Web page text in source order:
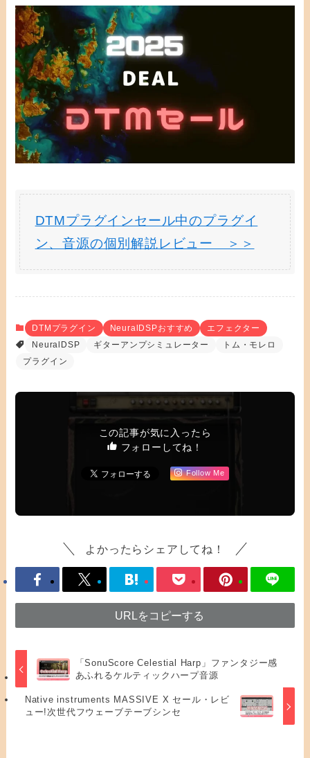
DTMプラグインセール中のプラグイ
ン、音源の個別解説レビュー ＞＞
DTMプラグイン NeuralDSPおすすめ
エフェクター
NeuralDSP
ギターアンプシミュレーター
トム・モレロ
プラグイン
この記事が気に入ったら
フォローしてね！
Follow Me
よかったらシェアしてね！
URLをコピーする
「SonuScore Celestial Harp」ファンタジー感
あふれるケルティックハープ音源
Native instruments MASSIVE X セール・レビ
ュー!次世代フウェーブテーブシンセ